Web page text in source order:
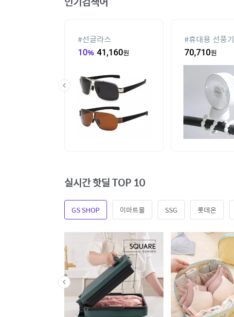
#선글라스
10% 41,160원
#휴대용 선풍기
70,710원
실시간 핫딜 TOP 10
GS SHOP 이마트몰 SSG 롯데온